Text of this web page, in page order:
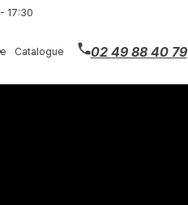
17:30
Catalogue 02 49 88 40 79